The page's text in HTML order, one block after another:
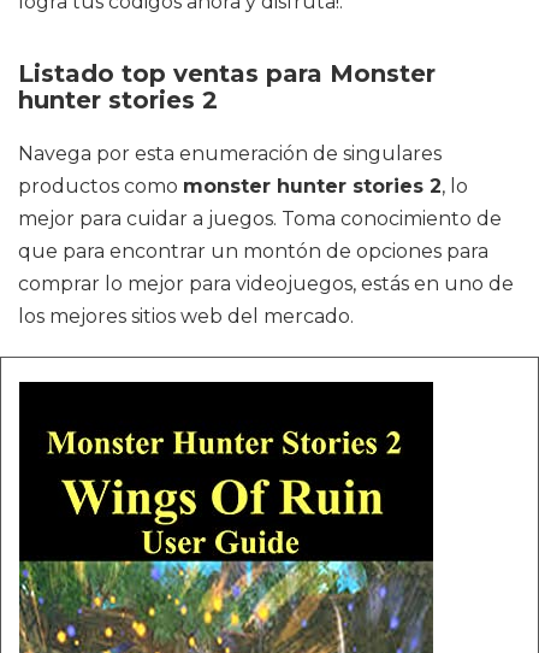
Listado top ventas para Monster
hunter stories 2
Navega por esta enumeración de singulares
productos como monster hunter stories 2, lo
mejor para cuidar a juegos. Toma conocimiento de
que para encontrar un montón de opciones para
comprar lo mejor para videojuegos, estás en uno de
los mejores sitios web del mercado.